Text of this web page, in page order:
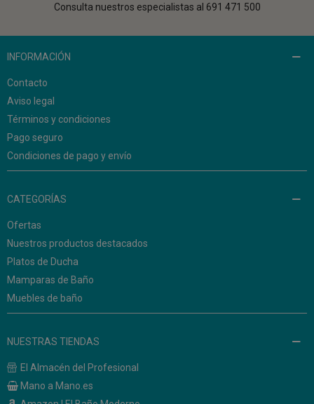
Consulta nuestros especialistas al 691 471 500
INFORMACIÓN
Contacto
Aviso legal
Términos y condiciones
Pago seguro
Condiciones de pago y envío
CATEGORÍAS
Ofertas
Nuestros productos destacados
Platos de Ducha
Mamparas de Baño
Muebles de baño
NUESTRAS TIENDAS
El Almacén del Profesional
Mano a Mano.es